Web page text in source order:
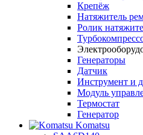
Крепёж
Натяжитель
Ролик
Генераторы
Датчик
Инструмент и
Модуль
Термостат
Генератор
Komatsu